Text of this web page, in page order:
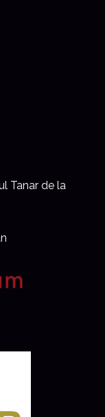
Tanar de la